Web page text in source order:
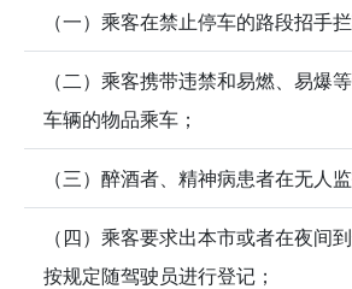
（一）乘客在禁止停车的路段招手拦
（二）乘客携带违禁和易燃、易爆
车辆的物品乘车；
（三）醉酒者、精神病患者在无人
（四）乘客要求出本市或者在夜间
按规定随驾驶员进行登记；